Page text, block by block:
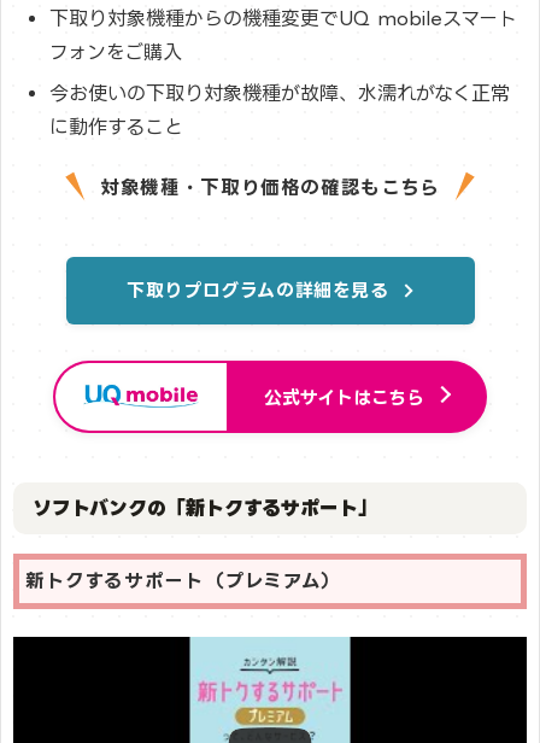
下取り対象機種からの機種変更でUQ mobileスマート
フォンをご購入
今お使いの下取り対象機種が故障、水濡れがなく正常
に動作すること
対象機種・下取り価格の確認もこちら
下取りプログラムの詳細を見る
公式サイトはこちら
ソフトバンクの「新トクするサポート」
新トクするサポート（プレミアム）